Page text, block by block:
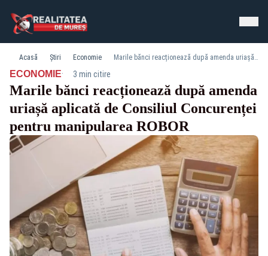
Acasă Știri Economie Marile bănci reacționează după amenda uriașă aplicată de Consiliul Concurenței pentru manipularea ROBOR
ECONOMIE· 3 min citire
Marile bănci reacționează după amenda
uriașă aplicată de Consiliul Concurenței
pentru manipularea ROBOR